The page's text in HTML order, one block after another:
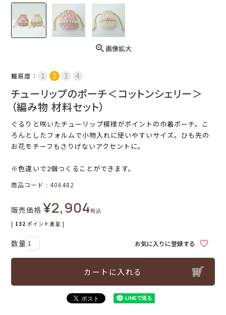
画像拡大
難易度：
チューリップのポーチ＜コットンシェリー＞
（編み物 材料セット）
ぐるりと咲いたチューリップ模様がポイントの巾着ポーチ。こ
ろんとしたフォルムで小物入れに使いやすいサイズ。ひも先の
お花モチーフもさりげないアクセントに。
※色違いで2個つくることができます。
商品コード 406482
販売価格 ¥2,904税込
[ 132 ポイント進呈 ]
お気に入りに登録する
カートに入れる